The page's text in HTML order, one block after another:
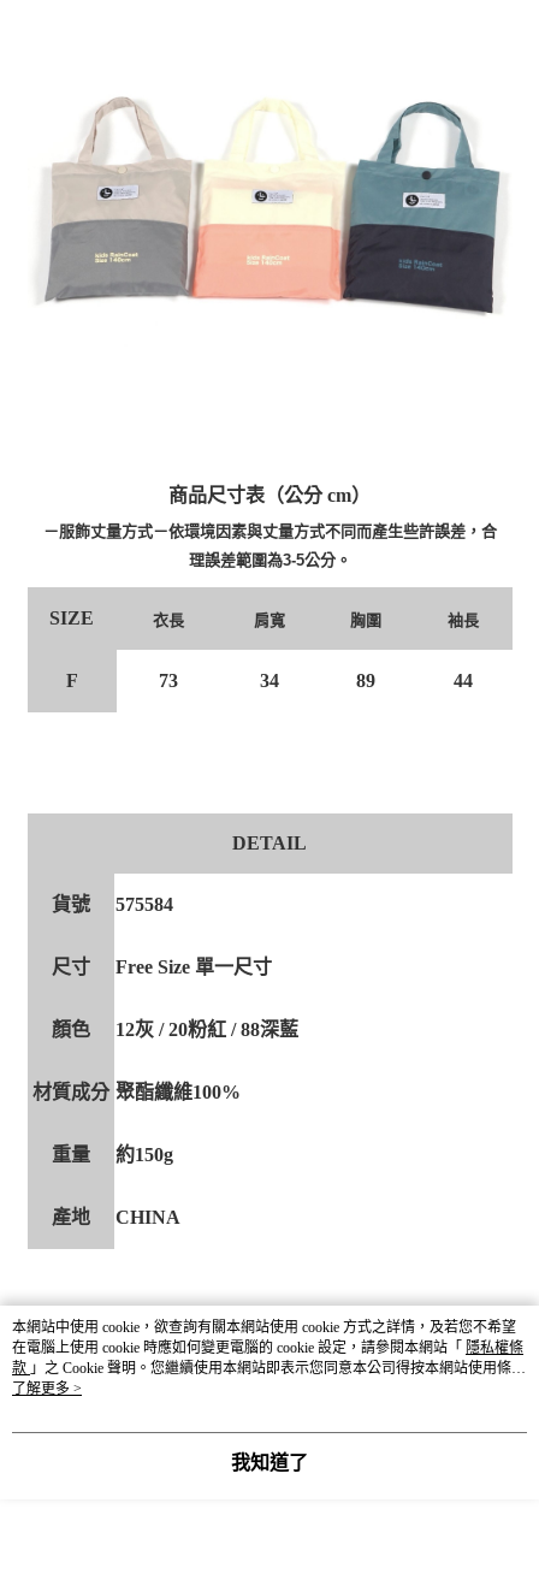
商品尺寸表（公分 cm）
－服飾丈量方式－依環境因素與丈量方式不同而產生些許誤差，合
理誤差範圍為3-5公分。
SIZE 衣長 肩寬 胸圍 袖長
F 73 34 89 44
DETAIL
貨號 575584
尺寸 Free Size 單一尺寸
顏色 12灰 / 20粉紅 / 88深藍
材質成分 聚酯纖維100%
重量 約150g
產地 CHINA
本網站中使用 cookie，欲查詢有關本網站使用 cookie 方式之詳情，及若您不希望
在電腦上使用 cookie 時應如何變更電腦的 cookie 設定，請參閱本網站「 隱私權條
款 」之 Cookie 聲明。您繼續使用本網站即表示您同意本公司得按本網站使用條款
之 Cookie 聲明使用 cookie。
了解更多 >
我知道了